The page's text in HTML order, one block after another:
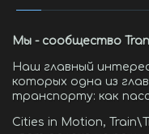
Мы - сообщество
Наш главный
которых одна из
транспорту: как
Cities in Motion,